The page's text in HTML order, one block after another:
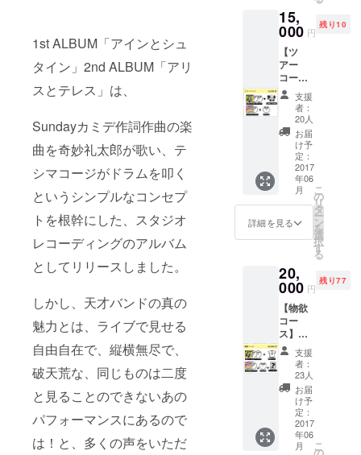
1st ALBUM「アインとシュ
タイン」2nd ALBUM「アリ
スとテレス」は、
Sundayカミデ作詞作曲の楽
曲を奇妙礼太郎が歌い、テ
シマコージがドラムを叩く
というシンプルなコンセプ
トを根幹にした、スタジオ
レコーディングのアルバム
としてリリースしました。
しかし、天才バンドの真の
魅力とは、ライブで見せる
自由自在で、縦横無尽で、
破天荒な、同じものは二度
と見ることのできないあの
パフォーマンスにあるので
は！と、多くの声をいただ
※ツアー
チケッ
トは別
途必要
になり
ます
MC集～
（CD-
R） ワ
ンダフ
ルボー
イズ
3rd
AL「ロ
ック
ロック
ロック
ジェネ
レー
ショ
ン」 ツ
アー会
場で記
※ツ
アーチ
ケット
は別途
必要に
なりま
す
15,
000 円
残り10
【ツ
アー
コース
（名古
屋会
場）】
3rd
AL「ロ
ミオと
ジュリ
エッ
ト」サ
イン入
り 古今
東西！
天才天
MC集～
（CD-
R） ワ
ンダフ
ルボー
イズ
3rd
AL「ロ
ック
ロック
ロック
ジェネ
レー
ショ
ン」 ツ
支援
者：
20人
お届
け予
定：
2017
年06
月
詳細を見る
こ
の
リ
タ
ー
ン
を
選
択
す
る
20,
000 円
残り77
【物欲
コー
ス】
3rd
AL「ロ
ミオと
ジュリ
エッ
ト」サ
イン入
り 古今
東西！
支援
者：
23人
お届
け予
定：
2017
年06
月
こ